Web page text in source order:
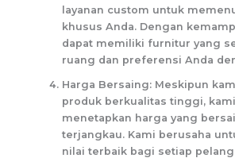
layanan custom untuk
khusus Anda. Dengan
dapat memiliki furnitur yang
ruang dan preferensi Anda
Harga Bersaing: Meskipun
produk berkualitas tinggi,
menetapkan harga yang
terjangkau. Kami berusaha
nilai terbaik bagi setiap